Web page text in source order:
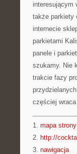
interesującym
także parkiety
internecie
parkietami
panele i
szukamy. Nie
trakcie fazy
częściej
1. mapa strony
2. http://
3. nawigacja